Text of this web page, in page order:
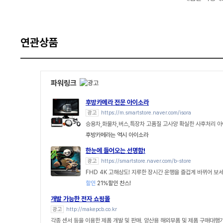
연관상품
파워링크
후방카메라 전문 아이소라
광고 https://m.smartstore.naver.com/isora
승용차,화물차,버스,특장차 고품질 고사양 확실한 사후처리
후방카메라는 역시 아이소라
한눈에 들어오는 선명함!
광고 https://smartstore.naver.com/b-store
FHD 4K 고해상도! 지루한 장시간 운행을 즐겁게 바뀌어 보
할인 21%할인 찬스!
개발 가능한 전자 쇼핑몰
광고 http://makepcb.co.kr
각종 센서 등을 이용한 제품 개발 및 판매, 양산용 해외부품 및 제품 구매대행